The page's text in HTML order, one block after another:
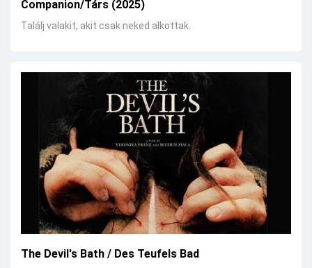
Companion/Társ (2025)
Találj valakit, akit csak neked alkottak.
The Devil's Bath / Des Teufels Bad